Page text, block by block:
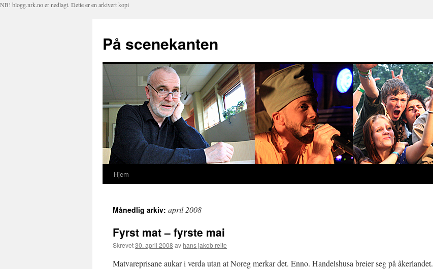
NB! blogg.nrk.no er nedlagt. Dette er en arkivert kopi
På scenekanten
Hopp
innhold
Hjem
Månedlig arkiv: april 2008
Fyrst mat – fyrste mai
Skrevet30. april 2008 av hans jakob reite
Matvareprisane aukar i verda utan at Noreg merkar det. Enno. Handelshusa breier seg på åkerlandet.